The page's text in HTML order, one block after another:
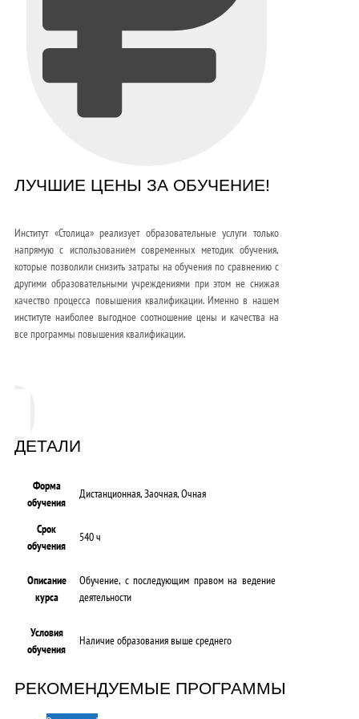
ЛУЧШИЕ ЦЕНЫ ЗА ОБУЧЕНИЕ!
Институт «Столица» реализует образовательные услуги только
напрямую с использованием современных методик обучения,
которые позволили снизить затраты на обучения по сравнению с
другими образовательными учреждениями при этом не снижая
качество процесса повышения квалификации. Именно в нашем
институте наиболее выгодное соотношение цены и качества на
все программы повышения квалификации.
ДЕТАЛИ
Форма
обучения
Дистанционная, Заочная, Очная
Срок
обучения
540 ч
Описание
курса
Обучение, с последующим правом на ведение
деятельности
Условия
обучения
Наличие образования выше среднего
РЕКОМЕНДУЕМЫЕ ПРОГРАММЫ